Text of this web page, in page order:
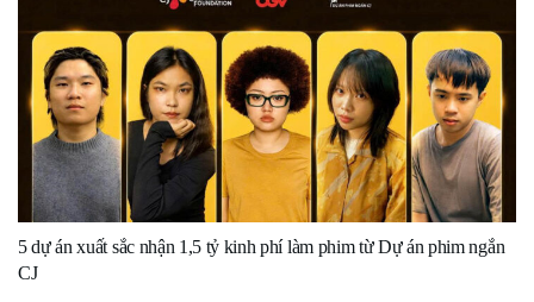
5 dự án xuất sắc nhận 1,5 tỷ kinh phí làm phim từ Dự án phim ngắn
CJ